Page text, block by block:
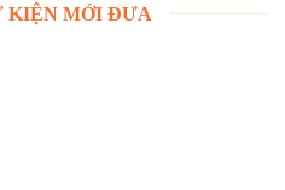
KIỆN MỚI ĐƯA